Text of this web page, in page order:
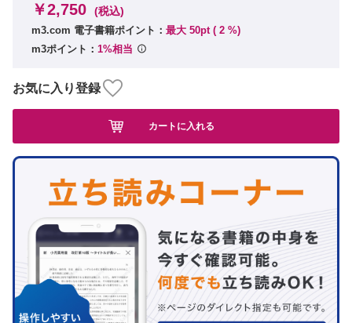
￥2,750 (税込)
m3.com 電子書籍ポイント： 最大 50pt ( 2 %)
m3ポイント： 1%相当
お気に入り登録
カートに入れる